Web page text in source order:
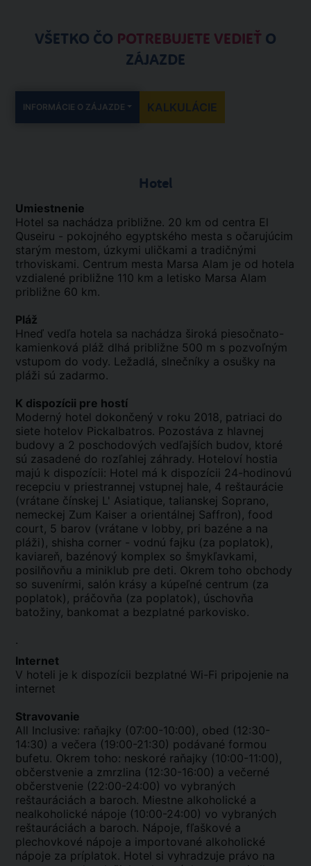
VŠETKO ČO POTREBUJETE VEDIEŤ O
ZÁJAZDE
INFORMÁCIE O ZÁJAZDE KALKULÁCIE
Hotel
Umiestnenie
Hotel sa nachádza približne. 20 km od centra El
Quseiru - pokojného egyptského mesta s očarujúcim
starým mestom, úzkymi uličkami a tradičnými
trhoviskami. Centrum mesta Marsa Alam je od hotela
vzdialené približne 110 km a letisko Marsa Alam
približne 60 km.
Pláž
Hneď vedľa hotela sa nachádza široká piesočnato-
kamienková pláž dlhá približne 500 m s pozvoľným
vstupom do vody. Ležadlá, slnečníky a osušky na
pláži sú zadarmo.
K dispozícii pre hostí
Moderný hotel dokončený v roku 2018, patriaci do
siete hotelov Pickalbatros. Pozostáva z hlavnej
budovy a 2 poschodových vedľajších budov, ktoré
sú zasadené do rozľahlej záhrady. Hoteloví hostia
majú k dispozícii: Hotel má k dispozícii 24-hodinovú
recepciu v priestrannej vstupnej hale, 4 reštaurácie
(vrátane čínskej L' Asiatique, talianskej Soprano,
nemeckej Zum Kaiser a orientálnej Saffron), food
court, 5 barov (vrátane v lobby, pri bazéne a na
pláži), shisha corner - vodnú fajku (za poplatok),
kaviareň, bazénový komplex so šmykľavkami,
posilňovňu a miniklub pre deti. Okrem toho obchody
so suvenírmi, salón krásy a kúpeľné centrum (za
poplatok), práčovňa (za poplatok), úschovňa
batožiny, bankomat a bezplatné parkovisko.
.
Internet
V hoteli je k dispozícii bezplatné Wi-Fi pripojenie na
internet
Stravovanie
All Inclusive: raňajky (07:00-10:00), obed (12:30-
14:30) a večera (19:00-21:30) podávané formou
bufetu. Okrem toho: neskoré raňajky (10:00-11:00),
občerstvenie a zmrzlina (12:30-16:00) a večerné
občerstvenie (22:00-24:00) vo vybraných
reštauráciách a baroch. Miestne alkoholické a
nealkoholické nápoje (10:00-24:00) vo vybraných
reštauráciách a baroch. Nápoje, fľaškové a
plechovkové nápoje a importované alkoholické
nápoje za príplatok. Hotel si vyhradzuje právo na